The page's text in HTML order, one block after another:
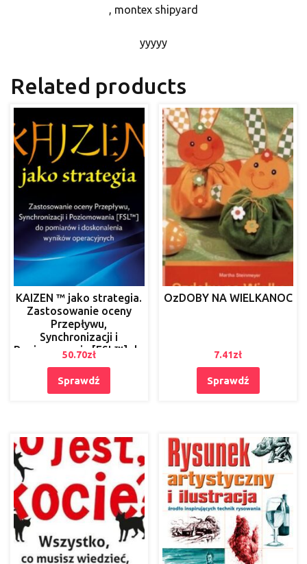
, montex shipyard
yyyyy
Related products
KAIZEN ™ jako strategia.
Zastosowanie oceny
Przepływu,
Synchronizacji i
Poziomowania [FSL™] do
wyników operacyjnych
50.70zł
Sprawdź
OzDOBY NA WIELKANOC
7.41zł
Sprawdź